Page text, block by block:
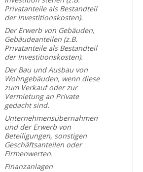
Privatanteile als Bestandteil
der Investitionskosten).
Der Erwerb von Gebäuden,
Gebäudeanteilen (z.B.
Privatanteile als Bestandteil
der Investitionskosten).
Der Bau und Ausbau von
Wohngebäuden, wenn diese
zum Verkauf oder zur
Vermietung an Private
gedacht sind.
Unternehmensübernahmen
und der Erwerb von
Beteiligungen, sonstigen
Geschäftsanteilen oder
Firmenwerten.
Finanzanlagen